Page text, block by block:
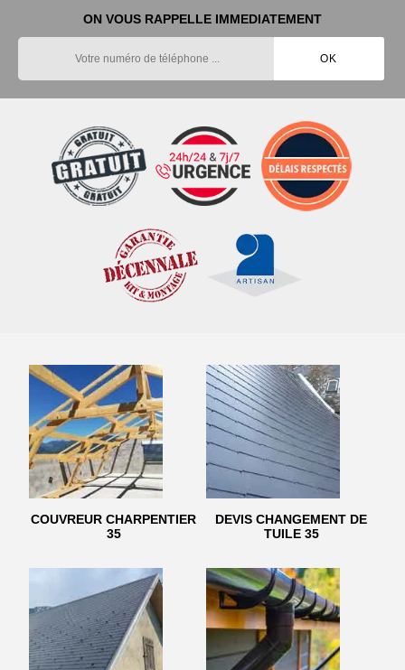
ON VOUS RAPPELLE IMMEDIATEMENT
COUVREUR CHARPENTIER
35
DEVIS CHANGEMENT DE
TUILE 35